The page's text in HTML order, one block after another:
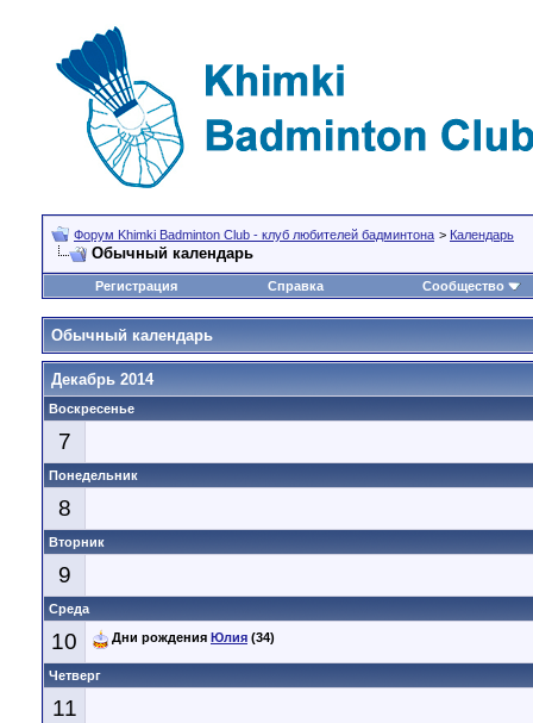
Форум Khimki Badminton Club - клуб любителей бадминтона > Календарь
Обычный календарь
Регистрация Справка Сообщество
Обычный календарь
Декабрь 2014
Воскресенье
7
Понедельник
8
Вторник
9
Среда
10 Дни рождения Юлия (34)
Четверг
11